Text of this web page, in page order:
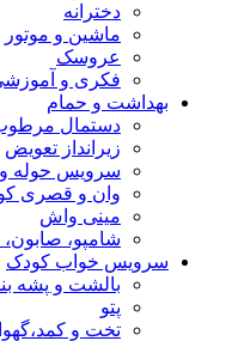
دخترانه
ماشین و موتور
عروسک
فکری و
بهداشت و حمام
دستمال
زیرانداز تعویض
سرویس حوله
وان و قصری
مینی واش
شامپو،
سرویس خواب کودک
بالشت و پشه
پتو
تخت و